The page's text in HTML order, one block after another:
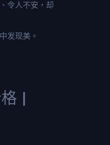
令人不安，却
发现美。
|